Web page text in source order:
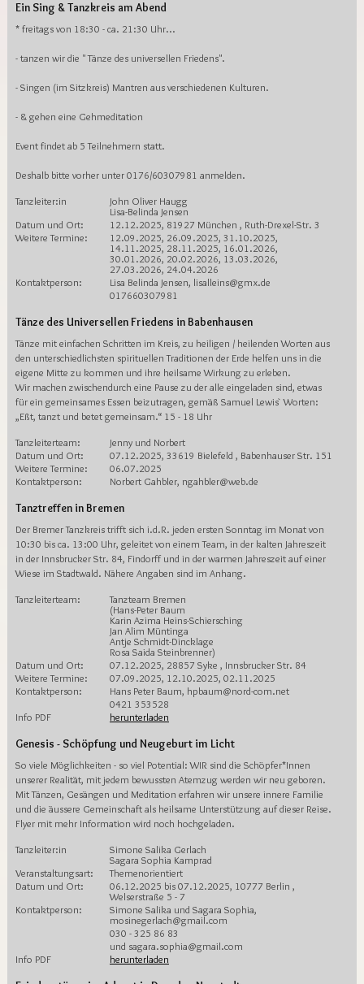
Ein Sing & Tanzkreis am Abend
* freitags von 18:30 - ca. 21:30 Uhr...
- tanzen wir die " Tänze des universellen Friedens".
- Singen (im Sitzkreis) Mantren aus verschiedenen Kulturen.
- & gehen eine Gehmeditation
Event findet ab 5 Teilnehmern statt.
Deshalb bitte vorher unter 0176/60307981 anmelden.
Tanzleiter:in
John Oliver Haugg
Lisa-Belinda Jensen
Datum und Ort:
12.12.2025, 81927 München , Ruth-Drexel-Str. 3
Weitere Termine:
12.09.2025, 26.09.2025, 31.10.2025,
14.11.2025, 28.11.2025, 16.01.2026,
30.01.2026, 20.02.2026, 13.03.2026,
27.03.2026, 24.04.2026
Kontaktperson:
Lisa Belinda Jensen, lisalleins@gmx.de
017660307981
Tänze des Universellen Friedens in Babenhausen
Tänze mit einfachen Schritten im Kreis, zu heiligen / heilenden Worten aus
den unterschiedlichsten spirituellen Traditionen der Erde helfen uns in die
eigene Mitte zu kommen und ihre heilsame Wirkung zu erleben.
Wir machen zwischendurch eine Pause zu der alle eingeladen sind, etwas
für ein gemeinsames Essen beizutragen, gemäß Samuel Lewis` Worten:
„Eßt, tanzt und betet gemeinsam.“ 15 - 18 Uhr
Tanzleiterteam:
Jenny und Norbert
Datum und Ort:
07.12.2025, 33619 Bielefeld , Babenhauser Str. 151
Weitere Termine:
06.07.2025
Kontaktperson:
Norbert Gahbler, ngahbler@web.de
Tanztreffen in Bremen
Der Bremer Tanzkreis trifft sich i.d.R. jeden ersten Sonntag im Monat von
10:30 bis ca. 13:00 Uhr, geleitet von einem Team, in der kalten Jahreszeit
in der Innsbrucker Str. 84, Findorff und in der warmen Jahreszeit auf einer
Wiese im Stadtwald. Nähere Angaben sind im Anhang.
Tanzleiterteam:
Tanzteam Bremen
(Hans-Peter Baum
Karin Azima Heins-Schiersching
Jan Alim Müntinga
Antje Schmidt-Dincklage
Rosa Saida Steinbrenner)
Datum und Ort:
07.12.2025, 28857 Syke , Innsbrucker Str. 84
Weitere Termine:
07.09.2025, 12.10.2025, 02.11.2025
Kontaktperson:
Hans Peter Baum, hpbaum@nord-com.net
0421 353528
Info PDF
herunterladen
Genesis - Schöpfung und Neugeburt im Licht
So viele Möglichkeiten - so viel Potential: WIR sind die Schöpfer*Innen
unserer Realität, mit jedem bewussten Atemzug werden wir neu geboren.
Mit Tänzen, Gesängen und Meditation erfahren wir unsere innere Familie
und die äussere Gemeinschaft als heilsame Unterstützung auf dieser Reise.
Flyer mit mehr Information wird noch hochgeladen.
Tanzleiter:in
Simone Salika Gerlach
Sagara Sophia Kamprad
Veranstaltungsart:
Themenorientiert
Datum und Ort:
06.12.2025 bis 07.12.2025, 10777 Berlin ,
Welserstraße 5 - 7
Kontaktperson:
Simone Salika und Sagara Sophia,
mosinegerlach@gmail.com
030 - 325 86 83
und sagara.sophia@gmail.com
Info PDF
herunterladen